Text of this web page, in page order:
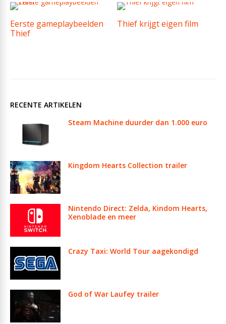
Eerste gameplaybeelden
Thief
Thief krijgt eigen film
RECENTE ARTIKELEN
Steam Machine duurder dan 1.000 euro
Kingdom Hearts Collection trailer
Nintendo Direct: Zelda, Kindom Hearts,
Xenoblade en meer
Crazy Taxi: World Tour aagekondigd
God of War Laufey trailer